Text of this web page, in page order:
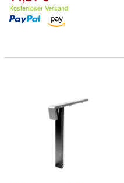
Kostenloser Versand